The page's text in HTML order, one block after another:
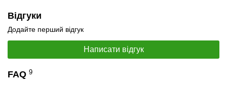
Слідкувати в Instagram
Відгуки
Додайте перший відгук
Написати відгук
FAQ 9